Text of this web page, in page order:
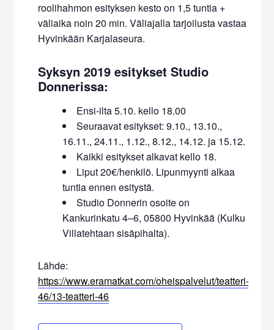
roolihahmon esityksen kesto on 1,5 tuntia +
väliaika noin 20 min. Väliajalla tarjoilusta vastaa
Hyvinkään Karjalaseura.
Syksyn 2019 esitykset Studio
Donnerissa:
Ensi-ilta 5.10. kello 18.00
Seuraavat esitykset: 9.10., 13.10.,
16.11., 24.11., 1.12., 8.12., 14.12. ja 15.12.
Kaikki esitykset alkavat kello 18.
Liput 20€/henkilö. Lipunmyynti alkaa
tuntia ennen esitystä.
Studio Donnerin osoite on
Kankurinkatu 4–6, 05800 Hyvinkää (Kulku
Villatehtaan sisäpihalta).
Lähde:
https://www.eramatkat.com/oheispalvelut/teatteri-
46/13-teatteri-46